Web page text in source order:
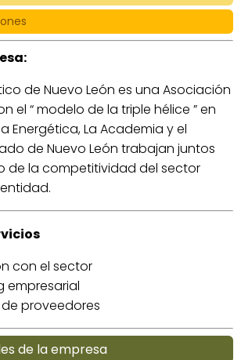
de Nuevo León es una Asociación
el “ modelo de la triple hélice ” en
Energética, La Academia y el
de Nuevo León trabajan juntos
de la competitividad del sector
con el sector
empresarial
proveedores
de la empresa